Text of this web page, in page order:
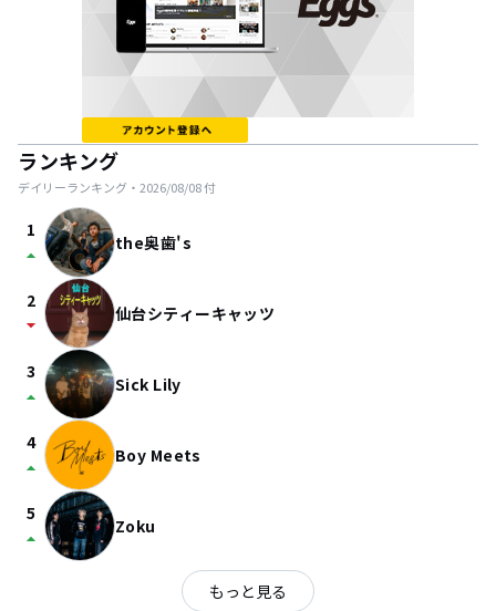
ランキング
デイリーランキング・ 2026/08/08付
1
arrow_drop_up the奥歯's
2
arrow_drop_down 仙台シティーキャッツ
3
arrow_drop_up Sick Lily
4
arrow_drop_up Boy Meets
5
arrow_drop_up Zoku
もっと見る